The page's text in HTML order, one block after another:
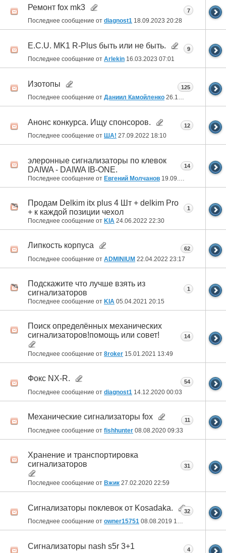
Ремонт fox mk3
Последнее сообщение от diagnost1 18.09.2023 20:28
7
E.C.U. MK1 R-Plus быть или не быть.
Последнее сообщение от Arlekin 16.03.2023 07:01
9
Изотопы
Последнее сообщение от Даниил Камойленко 26.10.2022 20:29
125
Анонс конкурса. Ищу спонсоров.
Последнее сообщение от ША! 27.09.2022 18:10
12
элеронные сигнализаторы по клевок
DAIWA - DAIWA IB-ONE.
Последнее сообщение от Евгений Молчанов 19.09.2022
14
Продам Delkim itx plus 4 Шт + delkim Pro
+ к каждой позиции чехол
Последнее сообщение от KIA 24.06.2022 22:30
1
Липкость корпуса
Последнее сообщение от ADMINIUM 22.04.2022 23:17
62
Подскажите что лучше взять из
сигнализаторов
Последнее сообщение от KIA 05.04.2021 20:15
1
Поиск определённых механических
сигнализаторов!помощь или совет!
Последнее сообщение от 8roker 15.01.2021 13:49
14
Фокс NX-R.
Последнее сообщение от diagnost1 14.12.2020 00:03
54
Механические сигнализаторы fox
Последнее сообщение от fishhunter 08.08.2020 09:33
11
Хранение и транспортировка
сигнализаторов
Последнее сообщение от Вжик 27.02.2020 22:59
31
Сигнализаторы поклевок от Kosadaka.
Последнее сообщение от owner15751 08.08.2019 10:10
32
Сигнализаторы nash s5r 3+1 4